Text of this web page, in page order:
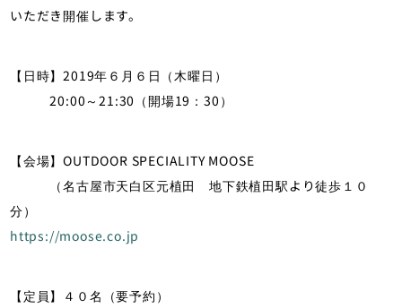
いただき開催します。
【日時】2019年６月６日（木曜日）
20:00～21:30（開場19：30）
【会場】OUTDOOR SPECIALITY MOOSE
（名古屋市天白区元植田 地下鉄植田駅より徒歩１０
分）
https://moose.co.jp
【定員】４０名（要予約）